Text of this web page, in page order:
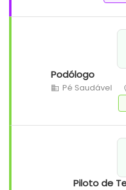
Podólogo
Pé Saudável
Piloto de